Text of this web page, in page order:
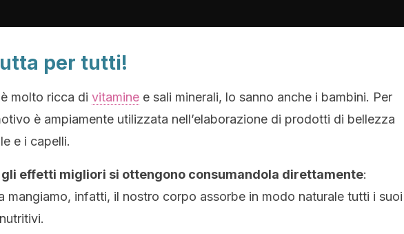
per tutti!
molto ricca di vitamine e sali minerali, lo sanno anche i bambini. Per
è ampiamente utilizzata nell’elaborazione di prodotti di bellezza
e i capelli.
gli effetti migliori si ottengono consumandola direttamente:
mangiamo, infatti, il nostro corpo assorbe in modo naturale tutti i suoi